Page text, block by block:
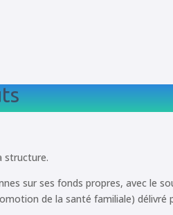
structure.
sur ses fonds propres, avec le
de la santé familiale)